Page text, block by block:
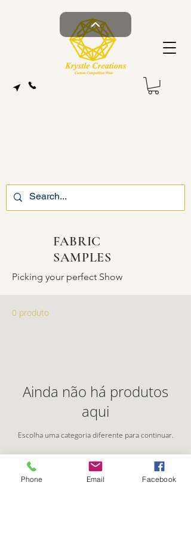
FABRIC
SAMPLES
Picking your perfect Show
0 produto
Ainda não há produtos
aqui
Escolha uma categoria diferente para continuar.
Phone Email Facebook